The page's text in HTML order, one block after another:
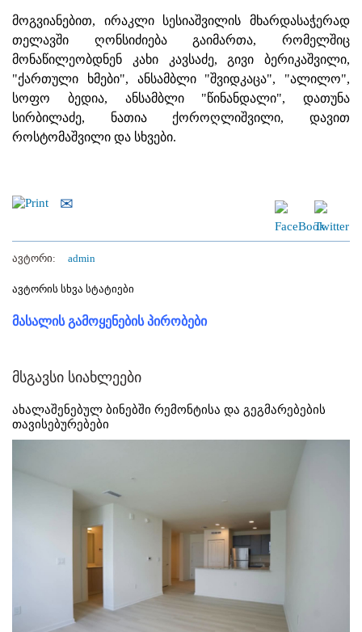
მოგვიანებით, ირაკლი სესიაშვილის მხარდასაჭერად
თელავში ღონსიძიება გაიმართა, რომელშიც
მონაწილეობდნენ კახი კავსაძე, გივი ბერიკაშვილი,
"ქართული ხმები", ანსამბლი "შვიდკაცა", "ალილო",
სოფო ბედია, ანსამბლი "წინანდალი", დათუნა
სირბილაძე, ნათია ქოროღლიშვილი, დავით
როსტომაშვილი და სხვები.
ავტორი: admin
ავტორის სხვა სტატიები
მასალის გამოყენების პირობები
მსგავსი სიახლეები
ახალაშენებულ ბინებში რემონტისა და გეგმარებების
თავისებურებები